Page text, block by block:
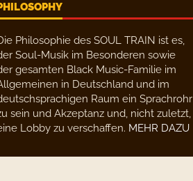
Philosophie des SOUL TRAIN ist es,
Soul-Musik im Besonderen sowie
gesamten Black Music-Familie im
in Deutschland und im
Raum ein Sprachrohr
sein und Akzeptanz und, nicht zuletzt,
Lobby zu verschaffen. MEHR DAZU